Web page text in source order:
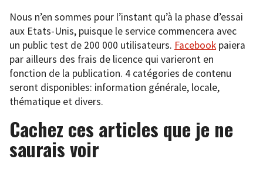
Nous n’en sommes pour l’instant qu’à la phase d’essai
aux Etats-Unis, puisque le service commencera avec
un public test de 200 000 utilisateurs. Facebook paiera
par ailleurs des frais de licence qui varieront en
fonction de la publication. 4 catégories de contenu
seront disponibles: information générale, locale,
thématique et divers.
Cachez ces articles que je ne
saurais voir